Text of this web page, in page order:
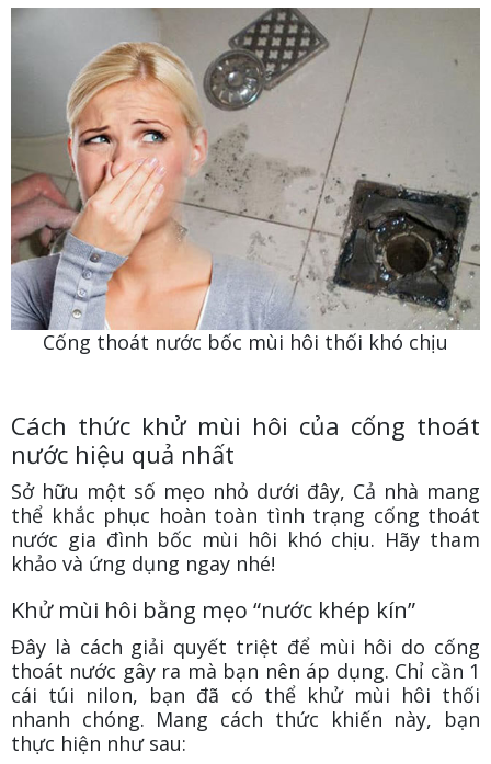
Cống thoát nước bốc mùi hôi thối khó chịu
Cách thức khử mùi hôi của cống thoát
nước hiệu quả nhất
Sở hữu một số mẹo nhỏ dưới đây, Cả nhà mang
thể khắc phục hoàn toàn tình trạng cống thoát
nước gia đình bốc mùi hôi khó chịu. Hãy tham
khảo và ứng dụng ngay nhé!
Khử mùi hôi bằng mẹo “nước khép kín”
Đây là cách giải quyết triệt để mùi hôi do cống
thoát nước gây ra mà bạn nên áp dụng. Chỉ cần 1
cái túi nilon, bạn đã có thể khử mùi hôi thối
nhanh chóng. Mang cách thức khiến này, bạn
thực hiện như sau: